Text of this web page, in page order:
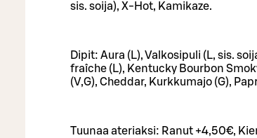
sis. soija), X-Hot, Kamikaze.
Dipit: Aura (L), Valkosipuli (L, sis.
fraîche (L), Kentucky Bourbon
(V,G), Cheddar, Kurkkumajo (G),
Tuunaa ateriaksi: Ranut +4,50€,